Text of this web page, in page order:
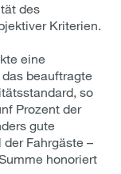
des
Kriterien.
eine
beauftragte
so
Prozent der
gute
Fahrgäste –
honoriert